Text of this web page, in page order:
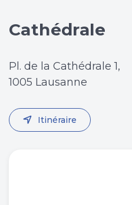
Cathédrale
Pl. de la Cathédrale 1,
1005 Lausanne
Itinéraire